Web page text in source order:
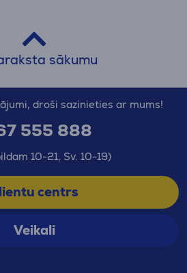
sākumu
droši sazinieties ar mums!
555 888
10-21, Sv. 10-19)
centrs
Veikali